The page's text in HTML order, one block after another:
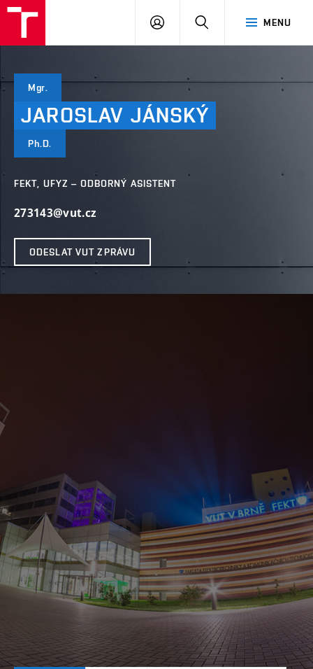
MENU
PŘIHLÁSIT
Mgr.
JAROSLAV JÁNSKÝ
Ph.D.
FEKT, UFYZ – ODBORNÝ ASISTENT
273143@vut.cz
ODESLAT VUT ZPRÁVU